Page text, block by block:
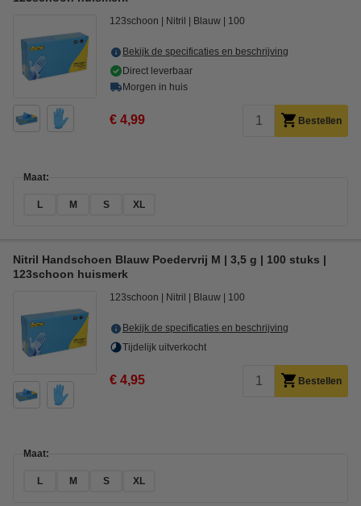
123schoon Nitril Blauw 100
Bekijk de specificaties en beschrijving
Direct leverbaar
Morgen in huis
€ 4,99 Bestellen
Maat:
L M S XL
Nitril Handschoen Blauw Poedervrij M | 3,5 g | 100 stuks |
123schoon huismerk
123schoon Nitril Blauw 100
Bekijk de specificaties en beschrijving
Tijdelijk uitverkocht
€ 4,95 Bestellen
Maat:
L M S XL